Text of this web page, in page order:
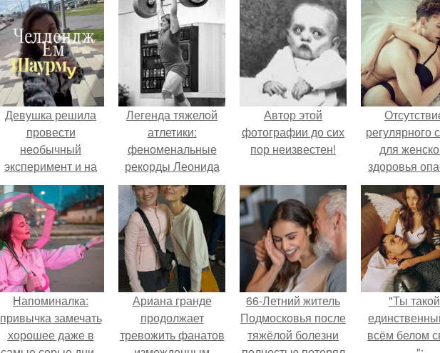
Девушка решила
провести
необычный
эксперимент и на
протяжении 30
дней питалась
одной шаурмой.
Легенда тяжелой
атлетики:
феноменальные
рекорды Леонида
Тараненко.
Автор этой
фотографии до сих
пор неизвестен!
регулярного
для
здоровья
Напоминалка:
привычка замечать
хорошее даже в
Ариана гранде
продолжает
тревожить фанатов
66-Летний житель
Подмосковья после
тяжёлой болезни
"Ты такой
всём белом